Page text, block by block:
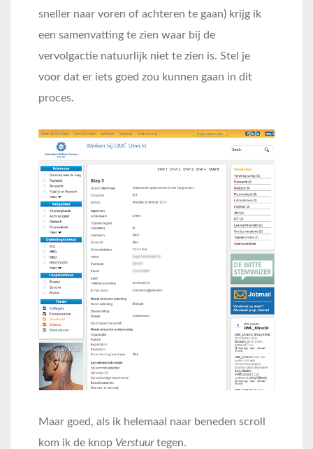
sneller naar voren of achteren te gaan) krijg ik
een samenvatting te zien waar bij de
vervolgactie natuurlijk niet te zien is. Stel je
voor dat er iets goed zou kunnen gaan in dit
proces.
Maar goed, als ik helemaal naar beneden scroll
kom ik de knop Verstuurtegen.